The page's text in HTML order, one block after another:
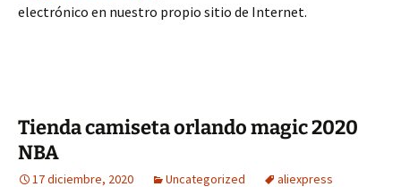
electrónico en nuestro propio sitio de Internet.
Tienda camiseta orlando magic 2020
NBA
17 diciembre, 2020 Uncategorized
aliexpress